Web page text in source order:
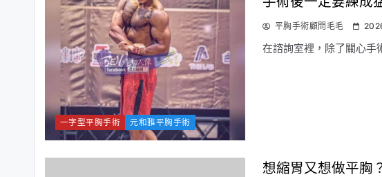
一字型平胸手術 元和雅平胸手術
平胸手術顧問毛毛
在諮詢室裡，除了關心
想縮胃又想做平胸